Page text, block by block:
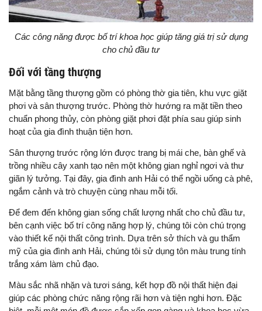
Các công năng được bố trí khoa học giúp tăng giá trị sử dụng
cho chủ đầu tư
Đối với tầng thượng
Mặt bằng tầng thượng gồm có phòng thờ gia tiên, khu vực giặt
phơi và sân thượng trước. Phòng thờ hướng ra mặt tiền theo
chuẩn phong thủy, còn phòng giặt phơi đặt phía sau giúp sinh
hoạt của gia đình thuận tiện hơn.
Sân thượng trước rộng lớn được trang bị mái che, bàn ghế và
trồng nhiều cây xanh tạo nên một không gian nghỉ ngơi và thư
giãn lý tưởng. Tại đây, gia đình anh Hải có thể ngồi uống cà phê,
ngắm cảnh và trò chuyện cùng nhau mỗi tối.
Để đem đến không gian sống chất lượng nhất cho chủ đầu tư,
bên cạnh việc bố trí công năng hợp lý, chúng tôi còn chú trọng
vào thiết kế nội thất công trình. Dựa trên sở thích và gu thẩm
mỹ của gia đình anh Hải, chúng tôi sử dụng tôn màu trung tính
trắng xám làm chủ đạo.
Màu sắc nhã nhặn và tươi sáng, kết hợp đồ nội thất hiện đại
giúp các phòng chức năng rộng rãi hơn và tiện nghi hơn. Đặc